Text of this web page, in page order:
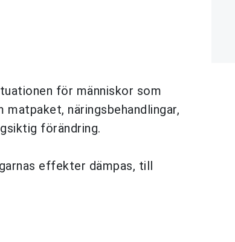
för människor som
näringsbehandlingar,
förändring.
effekter dämpas, till